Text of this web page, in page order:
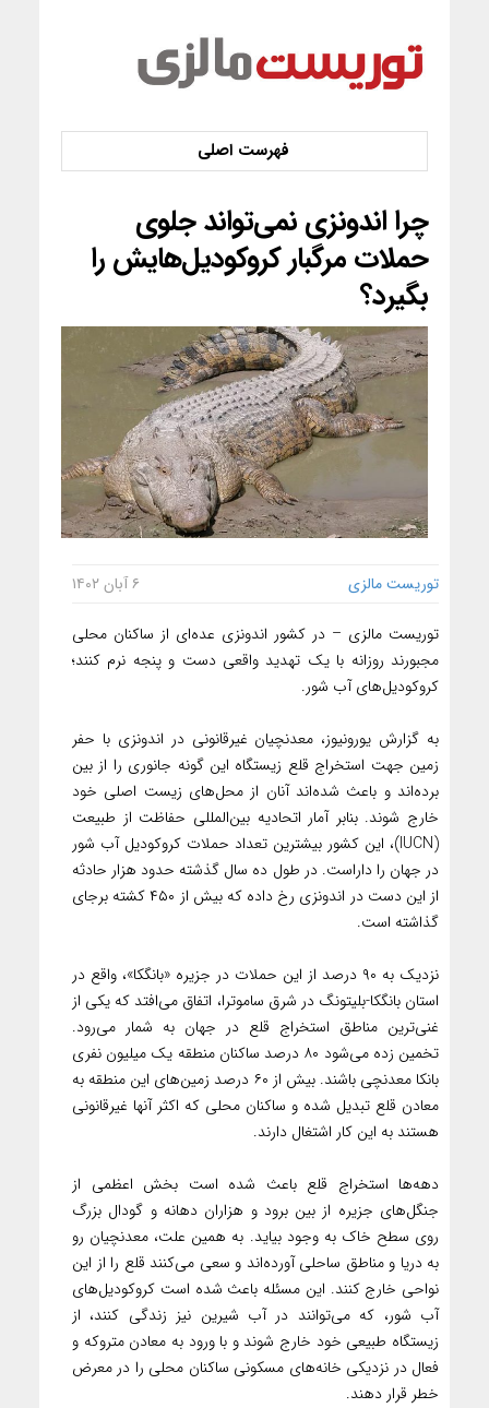
چرا اندونزی نمی‌تواند جلوی
حملات مرگبار کروکودیل‌هایش را
بگیرد؟
توریست مالزی ۶ آبان ۱۴۰۲
توریست مالزی – در کشور اندونزی عده‌ای از ساکنان محلی
مجبورند روزانه با یک تهدید واقعی دست و پنجه نرم کنند؛
کروکودیل‌های آب شور.
به گزارش یورونیوز، معدنچیان غیرقانونی در اندونزی با حفر
زمین جهت استخراج قلع زیستگاه این گونه جانوری را از بین
برده‌اند و باعث شده‌اند آنان از محل‌های زیست اصلی خود
خارج شوند. بنابر آمار اتحادیه بین‌المللی حفاظت از طبیعت
(IUCN)، این کشور بیشترین تعداد حملات کروکودیل آب شور
در جهان را داراست. در طول ده سال گذشته حدود هزار حادثه
از این دست در اندونزی رخ داده که بیش از ۴۵۰ کشته برجای
گذاشته است.
نزدیک به ۹۰ درصد از این حملات در جزیره «بانگکا»، واقع در
استان بانگکا-بلیتونگ در شرق ساموترا، اتفاق می‌افتد که یکی از
غنی‌ترین مناطق استخراج قلع در جهان به شمار می‌رود.
تخمین زده می‌شود ۸۰ درصد ساکنان منطقه یک میلیون نفری
بانکا معدنچی باشند. بیش از ۶۰ درصد زمین‌های این منطقه به
معادن قلع تبدیل شده و ساکنان محلی که اکثر آنها غیرقانونی
هستند به این کار اشتغال دارند.
دهه‌ها استخراج قلع باعث شده است بخش اعظمی از
جنگل‌های جزیره از بین برود و هزاران دهانه و گودال بزرگ
روی سطح خاک به وجود بیاید. به همین علت، معدنچیان رو
به دریا و مناطق ساحلی آورده‌اند و سعی می‌کنند قلع را از این
نواحی خارج کنند. این مسئله باعث شده است کروکودیل‌های
آب شور، که می‌توانند در آب شیرین نیز زندگی کنند، از
زیستگاه طبیعی خود خارج شوند و با ورود به معادن متروکه و
فعال در نزدیکی خانه‌های مسکونی ساکنان محلی را در معرض
خطر قرار دهند.